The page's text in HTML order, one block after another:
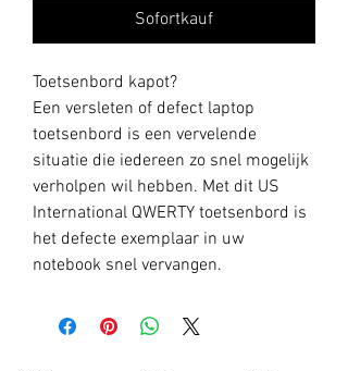
Sofortkauf
Toetsenbord kapot?
Een versleten of defect laptop
toetsenbord is een vervelende
situatie die iedereen zo snel mogelijk
verholpen wil hebben. Met dit US
International QWERTY toetsenbord is
het defecte exemplaar in uw
notebook snel vervangen.